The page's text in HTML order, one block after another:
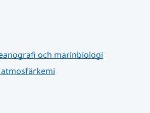
och marinbiologi